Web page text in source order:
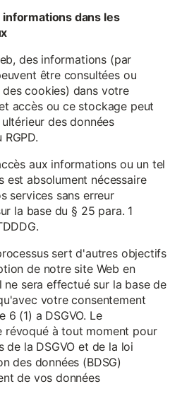
dans les
des informations (par
être consultées ou
cookies) dans votre
accès ou ce stockage peut
des données
aux informations ou un tel
est absolument nécessaire
services sans erreur
la base du § 25 para. 1
sert d'autres objectifs
de notre site Web en
sera effectué sur la base de
votre consentement
(1) a DSGVO. Le
révoqué à tout moment pour
de la DSGVO et de la loi
des données (BDSG)
de vos données